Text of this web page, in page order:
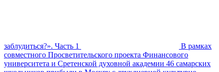
заблудиться?». Часть 1
В рамках
совместного Просветительского проекта Финансового
университета и Сретенской духовной академии 46 самарских